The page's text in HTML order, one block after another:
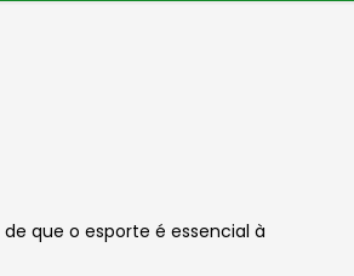
que o esporte é essencial à